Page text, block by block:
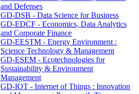
and Defenses
GD-DSB - Data Science for Business
GD-EDCF - Economics, Data Analytics
and Corporate Finance
GD-EESTM - Energy Environment :
Science Technology & Management
GD-ESEM - Ecotechnologies for
Sustainability & Environment
Management
GD-IOT - Internet of Things : Innovation